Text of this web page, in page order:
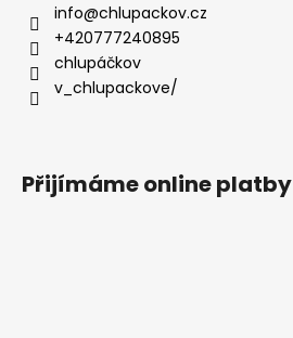
info@chlupackov.cz
+420777240895
chlupáčkov
v_chlupackove/
Přijímáme online platby